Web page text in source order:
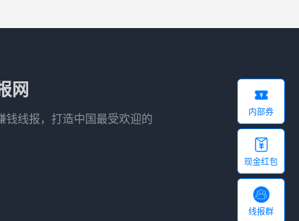
网
钱线报，打造中国最受欢迎的

内部券

现金红包

线报群